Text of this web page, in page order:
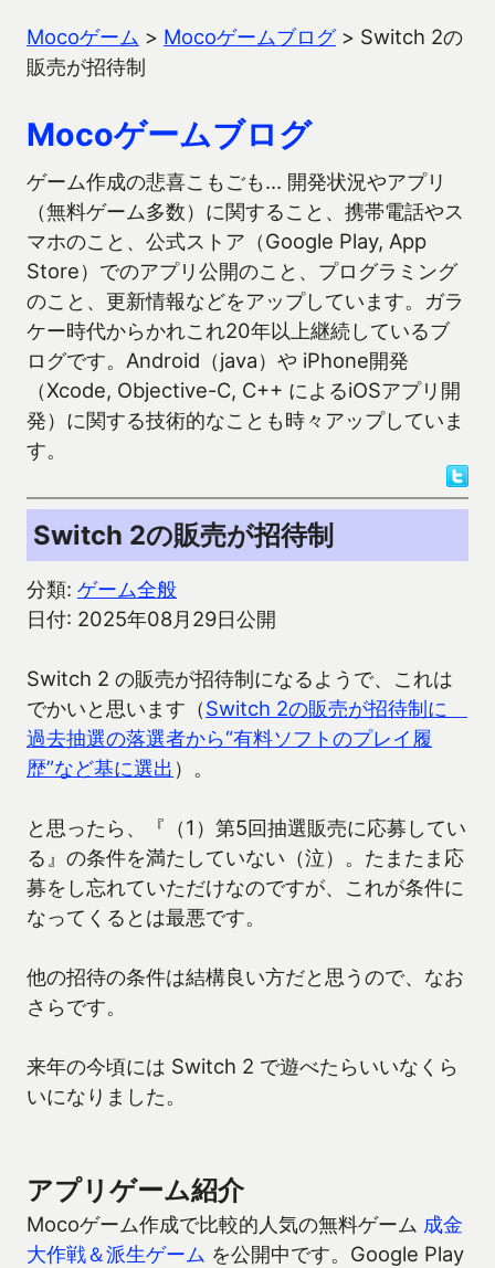
Mocoゲーム > Mocoゲームブログ> Switch 2の
販売が招待制
Mocoゲームブログ
ゲーム作成の悲喜こもごも… 開発状況やアプリ
（無料ゲーム多数）に関すること、携帯電話やス
マホのこと、公式ストア（Google Play, App
Store）でのアプリ公開のこと、プログラミング
のこと、更新情報などをアップしています。ガラ
ケー時代からかれこれ20年以上継続しているブ
ログです。Android（java）や iPhone開発
（Xcode, Objective-C, C++ によるiOSアプリ開
発）に関する技術的なことも時々アップしていま
す。
Switch 2の販売が招待制
分類: ゲーム全般
日付: 2025年08月29日公開
Switch 2 の販売が招待制になるようで、これは
でかいと思います（Switch 2の販売が招待制に
過去抽選の落選者から“有料ソフトのプレイ履
歴”など基に選出 ）。
と思ったら、『（1）第5回抽選販売に応募してい
る』の条件を満たしていない（泣）。たまたま応
募をし忘れていただけなのですが、これが条件に
なってくるとは最悪です。
他の招待の条件は結構良い方だと思うので、なお
さらです。
来年の今頃には Switch 2 で遊べたらいいなくら
いになりました。
アプリゲーム紹介
Mocoゲーム作成で比較的人気の無料ゲーム 成金
大作戦＆派生ゲーム を公開中です。Google Play